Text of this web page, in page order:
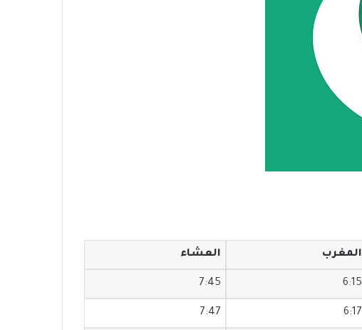
المغرب العشاء
6:15
7:45
6:17
7:47